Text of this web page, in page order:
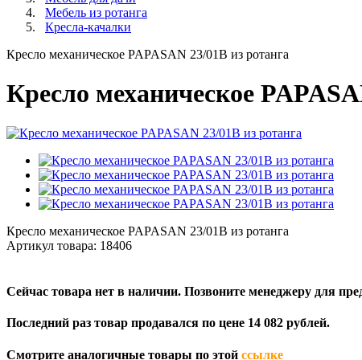
Мебель из ротанга
Кресла-качалки
Кресло механическое PAPASAN 23/01B из ротанга
Кресло механическое
Кресло механическое PAPASAN 23/01B из ротанга
Артикул товара: 18406
Сейчас товара нет в наличии. Позвоните менеджеру для
Последний раз товар продавался по цене 14 082 рублей.
Смотрите аналогичные товары по этой ссылке